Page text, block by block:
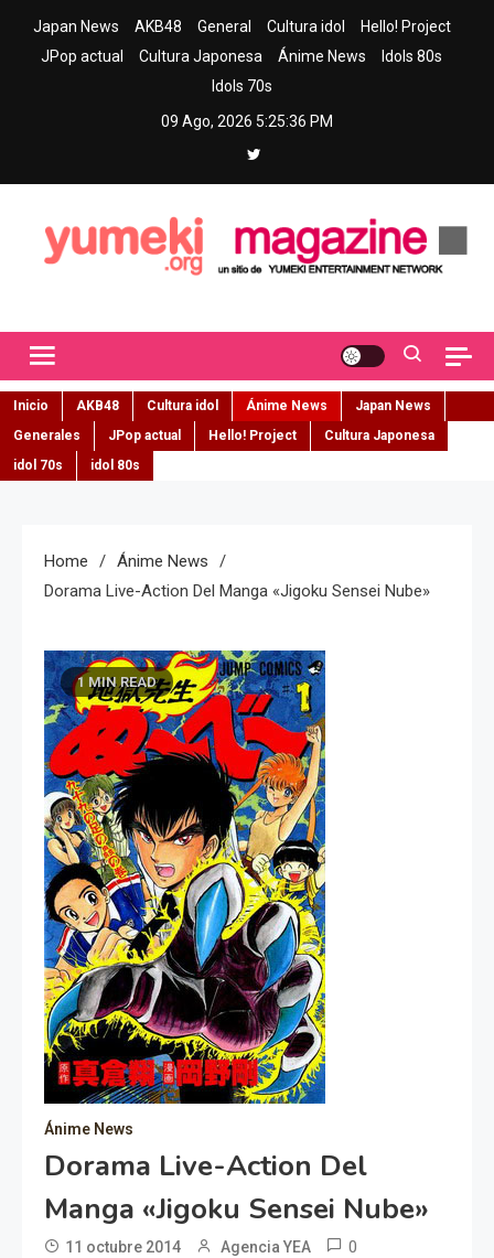
Japan News AKB48 General Cultura idol
Hello! Project
JPop actual
Cultura Japonesa Ánime News
Idols 80s
Idols 70s
09 Ago, 2026 5:25:37 PM
Inicio AKB48 Cultura idol Ánime News
Japan News
Generales
JPop actual Hello! Project
Cultura Japonesa
idol 70s
idol 80s
Home
Ánime News
Dorama Live-Action Del Manga «Jigoku Sensei Nube»
1 MIN READ
Ánime News
Dorama Live-Action Del
Manga «Jigoku Sensei Nube»
11 octubre 2014 Agencia YEA 0